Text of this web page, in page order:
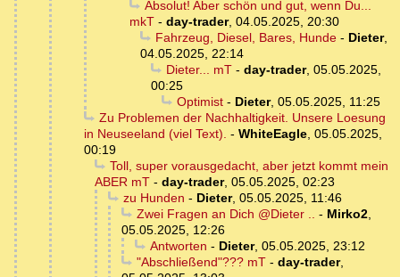
Absolut! Aber schön und gut, wenn Du...
mkT - day-trader, 04.05.2025, 20:30
Fahrzeug, Diesel, Bares, Hunde- Dieter,
04.05.2025, 22:14
Dieter... mT- day-trader, 05.05.2025,
00:25
Optimist- Dieter, 05.05.2025, 11:25
Zu Problemen der Nachhaltigkeit. Unsere Loesung
in Neuseeland (viel Text). - WhiteEagle, 05.05.2025,
00:19
Toll, super vorausgedacht, aber jetzt kommt mein
ABER mT - day-trader, 05.05.2025, 02:23
zu Hunden - Dieter, 05.05.2025, 11:46
Zwei Fragen an Dich @Dieter .. - Mirko2,
05.05.2025, 12:26
Antworten - Dieter, 05.05.2025, 23:12
"Abschließend"??? mT- day-trader,